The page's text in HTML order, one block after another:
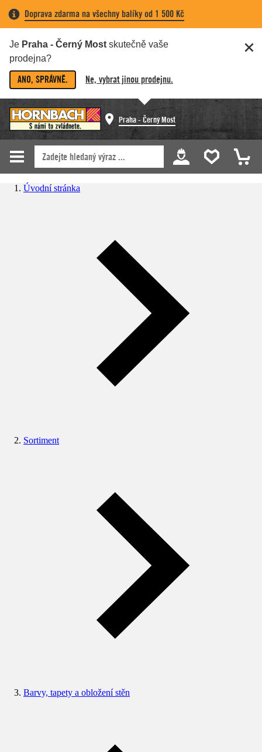
Doprava zdarma na všechny balíky od 1 500 Kč
Je Praha - Černý Most skutečně vaše
prodejna?
ANO, SPRÁVNĚ. Ne, vybrat jinou prodejnu.
Praha - Černý Most
Úvodní stránka
Sortiment
Barvy, tapety a obložení stěn